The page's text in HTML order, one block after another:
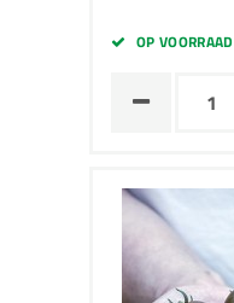
OP VOORRAAD